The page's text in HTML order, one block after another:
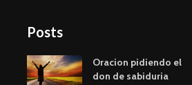
Posts
Oracion pidiendo el
don de sabiduria